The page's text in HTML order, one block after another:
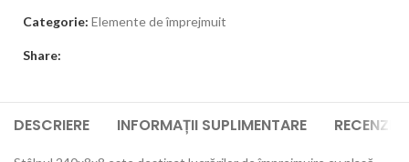
Categorie: Elemente de împrejmuit
Share:
DESCRIERE INFORMAȚII SUPLIMENTARE RECENZII